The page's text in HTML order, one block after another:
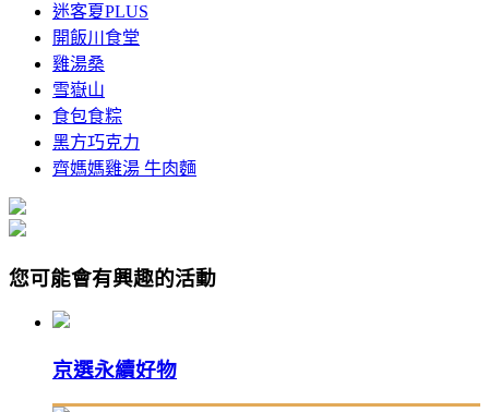
迷客夏PLUS
開飯川食堂
雞湯桑
雪嶽山
食包食粽
黑方巧克力
齊媽媽雞湯 牛肉麵
您可能會有興趣的活動
京選永續好物